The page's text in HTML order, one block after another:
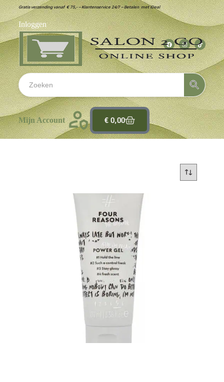
Gratis verzending vanaf € 75,- – Klantenservice 24/7 – Betalen met iDeal
Inloggen
Mijn Account €0,00